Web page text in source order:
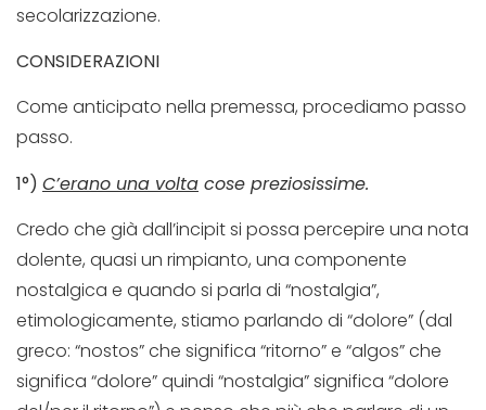
secolarizzazione.
CONSIDERAZIONI
Come anticipato nella premessa, procediamo passo
passo.
1°) C’erano una volta cose preziosissime.
Credo che già dall’incipit si possa percepire una nota
dolente, quasi un rimpianto, una componente
nostalgica e quando si parla di “nostalgia”,
etimologicamente, stiamo parlando di “dolore” (dal
greco: “nostos” che significa “ritorno” e “algos” che
significa “dolore” quindi “nostalgia” significa “dolore